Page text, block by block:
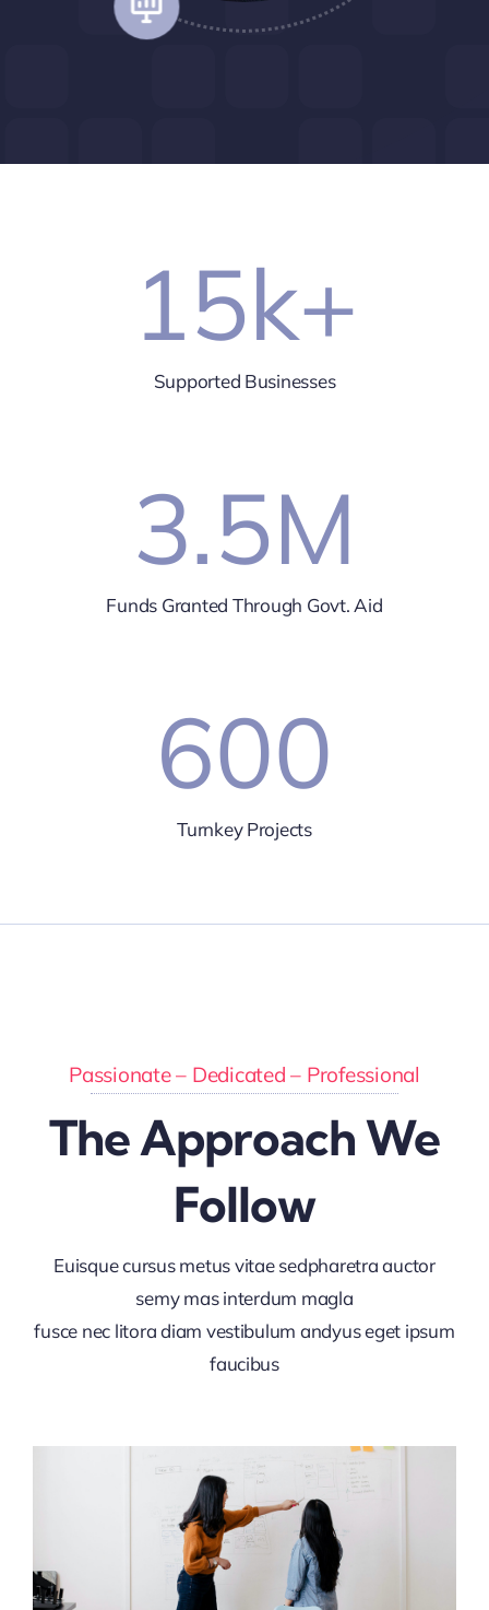
15k+
Supported Businesses
3.5M
Funds Granted Through Govt. Aid
600
Turnkey Projects
Passionate – Dedicated – Professional
The Approach We
Follow
Euisque cursus metus vitae sedpharetra auctor
semy mas interdum magla
fusce nec litora diam vestibulum andyus eget ipsum
faucibus